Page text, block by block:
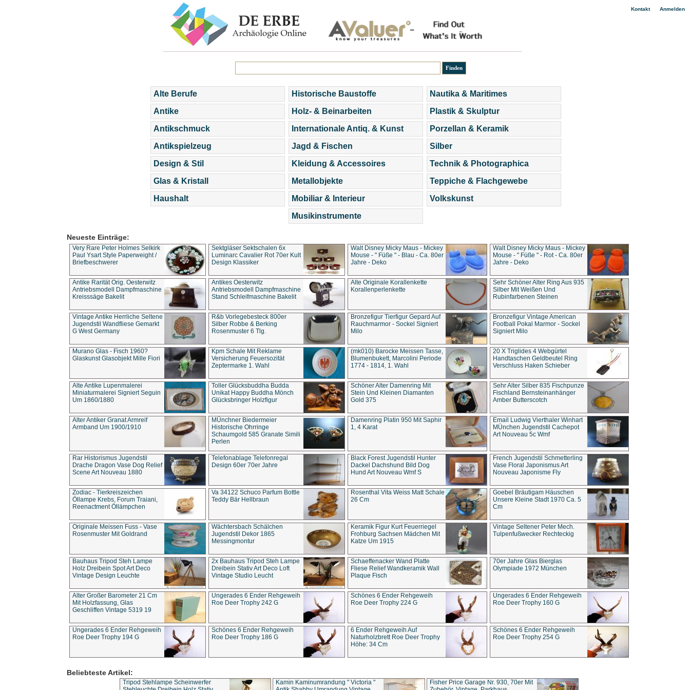
Kontakt| Anmelden
Alte Berufe
Antike
Antikschmuck
Antikspielzeug
Design & Stil
Glas & Kristall
Haushalt
Historische Baustoffe
Holz- & Beinarbeiten
Internationale Antiq. & Kunst
Jagd & Fischen
Kleidung & Accessoires
Metallobjekte
Mobiliar & Interieur
Musikinstrumente
Nautika & Maritimes
Plastik & Skulptur
Porzellan & Keramik
Silber
Technik & Photographica
Teppiche & Flachgewebe
Volkskunst
Neueste Einträge:
Very Rare Peter Holmes Selkirk
Paul Ysart Style Paperweight /
Briefbeschwerer
Sektgläser Sektschalen 6x
Luminarc Cavalier Rot 70er Kult
Design Klassiker
Walt Disney Micky Maus - Mickey
Mouse - " Füße " - Blau - Ca. 80er
Jahre - Deko
Walt Disney Micky Maus - Mickey
Mouse - " Füße " - Rot - Ca. 80er
Jahre - Deko
Antike Rarität Orig. Oesterwitz
Antriebsmodell Dampfmaschine
Kreisssäge Bakelit
Antikes Oesterwitz
Antriebsmodell Dampfmaschine
Stand Schleifmaschine Bakelit
Alte Originale Korallenkette
Korallenperlenkette
Sehr Schöner Alter Ring Aus 935
Silber Mit Weißen Und
Rubinfarbenen Steinen
Vintage Antike Herrliche Seltene
Jugendstil Wandfliese Gemarkt
G West Germany
R&b Vorlegebesteck 800er
Silber Robbe & Berking
Rosenmuster 6 Tlg.
Bronzefigur Tierfigur Gepard Auf
Rauchmarmor - Sockel Signiert
Milo
Bronzefigur Vintage American
Football Pokal Marmor - Sockel
Signiert Milo
Murano Glas - Fisch 1960?
Glaskunst Glasobjekt Mille Fiori
Kpm Schale Mit Reklame
Versicherung Feuersozität
Zeptermarke 1. Wahl
(mk010) Barocke Meissen Tasse,
Blumenbukett, Marcolini Periode
1774 - 1814, 1. Wahl
20 X Triglides 4 Webgürtel
Handtaschen Geldbeutel Ring
Verschluss Haken Schieber
Alte Antike Lupenmalerei
Miniaturmalerei Signiert Seguin
Um 1860/1880
Toller Glücksbuddha Budda
Unikat Happy Buddha Mönch
Glücksbringer Holzfigur
Schöner Alter Damenring Mit
Stein Und Kleinen Diamanten
Gold 375
Sehr Alter Silber 835 Fischpunze
Fischland Bernsteinanhänger
Amber Butterscotch
Alter Antiker Granat Armreif
Armband Um 1900/1910
MÜnchner Biedermeier
Historische Ohrringe
Schaumgold 585 Granate Simili
Perlen
Damenring Platin 950 Mit Saphir
1, 4 Karat
Email Ludwig Vierthaler Winhart
MÜnchen Jugendstil Cachepot
Art Nouveau 5c Wmf
Rar Historismus Jugendstil
Drache Dragon Vase Dog Relief
Scene Art Nouveau 1880
Telefonablage Telefonregal
Design 60er 70er Jahre
Black Forest Jugendstil Hunter
Dackel Dachshund Bild Dog
Hund Art Nouveau Wmf S
French Jugendstil Schmetterling
Vase Floral Japonismus Art
Nouveau Japonisme Fly
Zodiac - Tierkreiszeichen
Öllampe Krebs, Forum Traiani,
Reenactment Öllämpchen
Va 34122 Schuco Parfum Bottle
Teddy Bär Hellbraun
Rosenthal Vita Weiss Matt Schale
26 Cm
Goebel Bräutigam Häuschen
Unsere Kleine Stadt 1970 Ca. 5
Cm
Originale Meissen Fuss - Vase
Rosenmuster Mit Goldrand
Wächtersbach Schälchen
Jugendstil Dekor 1865
Messingmontur
Keramik Figur Kurt Feuerriegel
Frohburg Sachsen Mädchen Mit
Katze Um 1915
Vintage Seltener Peter Mech.
Tulpenfußwecker Rechteckig
Bauhaus Tripod Steh Lampe
Holz Dreibein Spot Art Deco
Vintage Design Leuchte
2x Bauhaus Tripod Steh Lampe
Dreibein Stativ Art Deco Loft
Vintage Studio Leucht
Schaeffenacker Wand Platte
Fliese Relief Wandkeramik Wall
Plaque Fisch
70er Jahre Glas Bierglas
Olympiade 1972 München
Alter Großer Barometer 21 Cm
Mit Holzfassung, Glas
Geschliffen Vintage 5319 19
Ungerades 6 Ender Rehgeweih
Roe Deer Trophy 242 G
Schönes 6 Ender Rehgeweih
Roe Deer Trophy 224 G
Ungerades 6 Ender Rehgeweih
Roe Deer Trophy 160 G
Ungerades 6 Ender Rehgeweih
Roe Deer Trophy 194 G
Schönes 6 Ender Rehgeweih
Roe Deer Trophy 186 G
6 Ender Rehgeweih Auf
Naturholzbrett Roe Deer Trophy
Höhe: 34 Cm
Schönes 6 Ender Rehgeweih
Roe Deer Trophy 254 G
Beliebteste Artikel:
Tripod Stehlampe Scheinwerfer
Kamin Kaminumrandung " Victoria "
Fisher Price Garage Nr. 930, 70er Mit